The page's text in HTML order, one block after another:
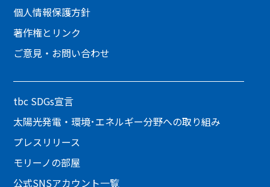
個人情報保護方針
著作権とリンク
ご意見・お問い合わせ
tbc SDGs宣言
太陽光発電・環境･エネルギー分野への取り組み
プレスリリース
モリーノの部屋
公式SNSアカウント一覧